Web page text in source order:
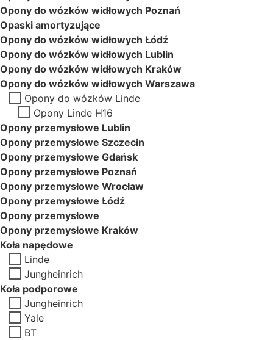
Opony do wózków widłowych Poznań
Opaski amortyzujące
Opony do wózków widłowych Łódź
Opony do wózków widłowych Lublin
Opony do wózków widłowych Kraków
Opony do wózków widłowych Warszawa
Opony do wózków Linde
Opony Linde H16
Opony przemysłowe Lublin
Opony przemysłowe Szczecin
Opony przemysłowe Gdańsk
Opony przemysłowe Poznań
Opony przemysłowe Wrocław
Opony przemysłowe Łódź
Opony przemysłowe
Opony przemysłowe Kraków
Koła napędowe
Linde
Jungheinrich
Koła podporowe
Jungheinrich
Yale
BT